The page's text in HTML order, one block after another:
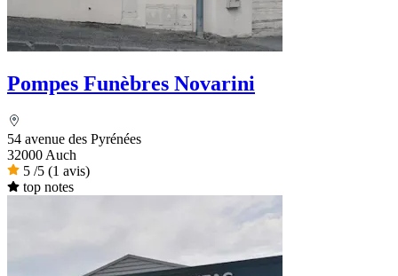
Pompes Funèbres Novarini
54 avenue des Pyrénées
32000 Auch
5 /5 (1 avis)
top notes